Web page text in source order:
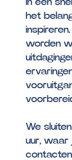
het
worden
We
uur, waar